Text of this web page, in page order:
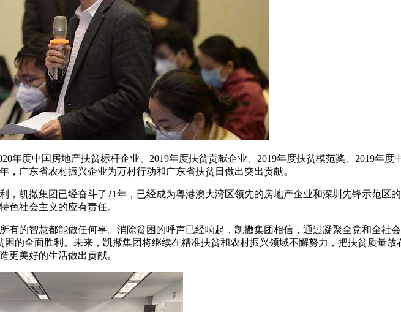
年度中国房地产扶贫标杆企业、2019年度扶贫贡献企业、2019年度扶贫模范奖、2019年
，广东省农村振兴企业为万村行动和广东省扶贫日做出突出贡献。
，凯撒集团已经奋斗了21年，已经成为粤港澳大湾区领先的房地产企业和深圳先锋示范区
色社会主义的应有责任。
有的智慧都能做任何事。消除贫困的呼声已经响起，凯撒集团相信，通过凝聚全党和全社
的全面胜利。未来，凯撒集团将继续在精准扶贫和农村振兴领域不懈努力，把扶贫质量
更美好的生活做出贡献。